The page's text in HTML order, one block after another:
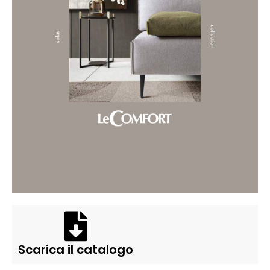
Scarica il catalogo